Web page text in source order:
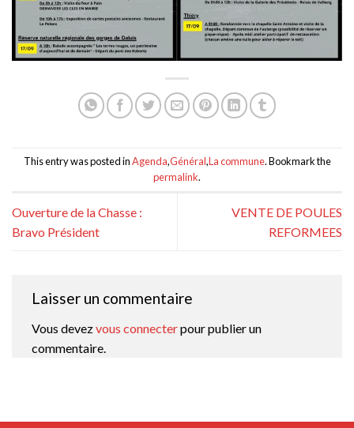
This entry was posted inAgenda,Général,La commune. Bookmark the
permalink.
Ouverture de la Chasse :
Bravo Président
VENTE DE POULES
REFORMEES
Laisser un commentaire
Vous devezvous connecterpour publier un
commentaire.